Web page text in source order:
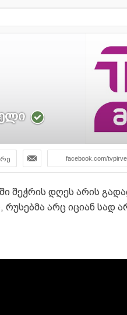
facebook.com/
შეჭრის დღეს არის
არც იციან სად